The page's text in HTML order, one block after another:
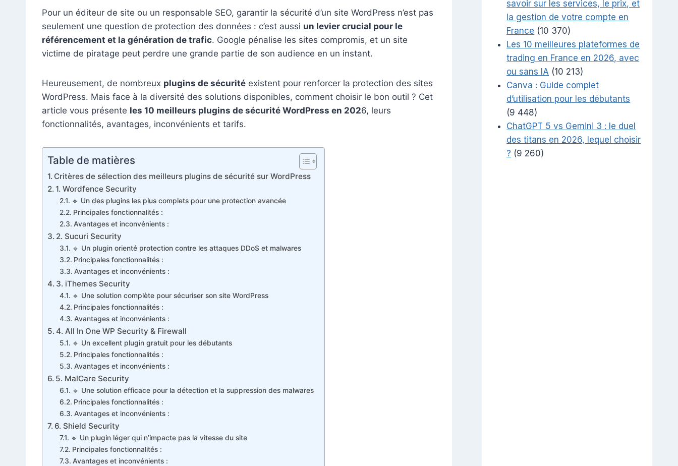
k
er
Pour un éditeur de site ou un responsable SEO, garantir la sécurité d’un site WordPress n’est pas
seulement une question de protection des données : c’est aussi un levier crucial pour le
référencement et la génération de trafic. Google pénalise les sites compromis, et un site
victime de piratage peut perdre une grande partie de son audience en un instant.
Heureusement, de nombreux plugins de sécurité existent pour renforcer la protection des sites
WordPress. Mais face à la diversité des solutions disponibles, comment choisir le bon outil ? Cet
article vous présente les 10 meilleurs plugins de sécurité WordPress en 2026, leurs
fonctionnalités, avantages, inconvénients et tarifs.
Table de matières
Critères de sélection des meilleurs plugins de sécurité sur WordPress
1. Wordfence Security
🔹 Un des plugins les plus complets pour une protection avancée
Principales fonctionnalités :
Avantages et inconvénients :
2. Sucuri Security
🔹 Un plugin orienté protection contre les attaques DDoS et malwares
Principales fonctionnalités :
Avantages et inconvénients :
3. iThemes Security
🔹 Une solution complète pour sécuriser son site WordPress
Principales fonctionnalités :
Avantages et inconvénients :
4. All In One WP Security & Firewall
🔹 Un excellent plugin gratuit pour les débutants
Principales fonctionnalités :
Avantages et inconvénients :
5. MalCare Security
🔹 Une solution efficace pour la détection et la suppression des malwares
Principales fonctionnalités :
Avantages et inconvénients :
6. Shield Security
🔹 Un plugin léger qui n’impacte pas la vitesse du site
Principales fonctionnalités :
Avantages et inconvénients :
savoir sur les services, le prix, et
la gestion de votre compte en
France (10 370)
Les 10 meilleures plateformes de
trading en France en 2026, avec
ou sans IA (10 213)
Canva : Guide complet
d’utilisation pour les débutants
(9 448)
ChatGPT 5 vs Gemini 3 : le duel
des titans en 2026, lequel choisir
? (9 260)